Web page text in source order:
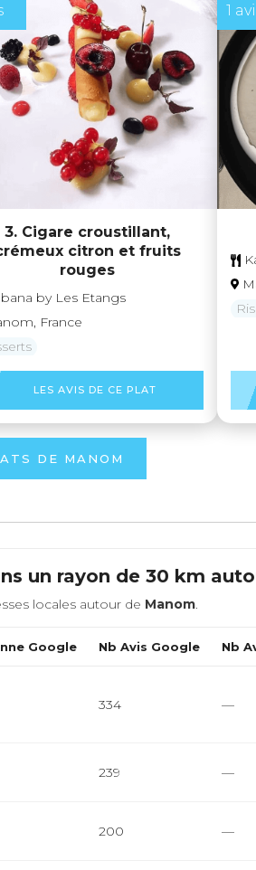
3. Cigare croustillant,
citron et fruits
rouges
by Les Etangs
France
LES AVIS DE CE PLAT
1
DE MANOM
un rayon de 30 km
locales autour de Manom.
Google Nb Avis Google Nb
334 —
239 —
200 —